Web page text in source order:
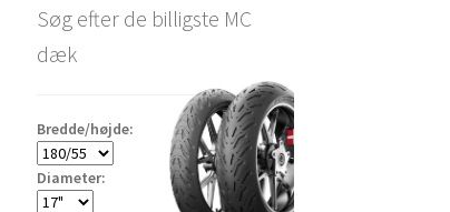
Søg efter de billigste MC
dæk
Bredde/højde:
Diameter: